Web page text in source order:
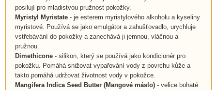
posilují pro mladistvou pružnost pokožky.
Myristyl Myristate- je esterem myristylového alkoholu a kyseliny
myristové. Používá se jako emulgátor a zahušťovadlo, urychluje
vstřebávání do pokožky a zanechává ji jemnou, vláčnou a
pružnou.
Dimethicone- silikon, který se používá jako kondicionér pro
pokožku. Pomáhá snižovat vypařování vody z povrchu kůže a
takto pomáhá udržovat životnost vody v pokožce.
Mangifera Indica Seed Butter (Mangové máslo) - velice bohaté